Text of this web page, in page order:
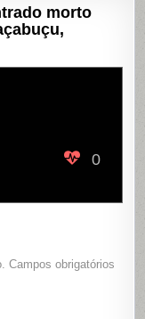
morto
0
Campos obrigatórios